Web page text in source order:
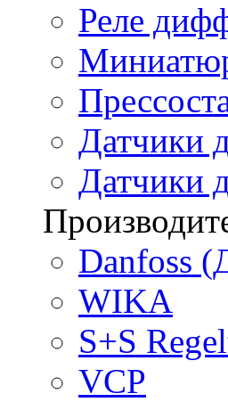
Реле
Датчики
Датчики
Danfoss
WIKA
S+S
VCP